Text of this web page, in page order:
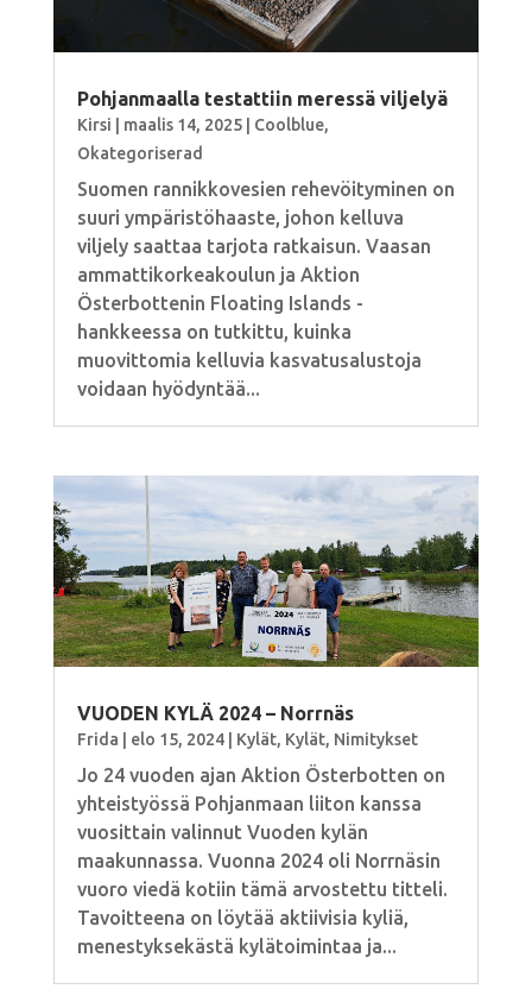
Pohjanmaalla testattiin meressä viljelyä
Kirsi maalis 14, 2025| Coolblue,
Okategoriserad
Suomen rannikkovesien rehevöityminen on
suuri ympäristöhaaste, johon kelluva
viljely saattaa tarjota ratkaisun. Vaasan
ammattikorkeakoulun ja Aktion
Österbottenin Floating Islands -
hankkeessa on tutkittu, kuinka
muovittomia kelluvia kasvatusalustoja
voidaan hyödyntää...
VUODEN KYLÄ 2024 – Norrnäs
Frida elo 15, 2024| Kylät, Kylät, Nimitykset
Jo 24 vuoden ajan Aktion Österbotten on
yhteistyössä Pohjanmaan liiton kanssa
vuosittain valinnut Vuoden kylän
maakunnassa. Vuonna 2024 oli Norrnäsin
vuoro viedä kotiin tämä arvostettu titteli.
Tavoitteena on löytää aktiivisia kyliä,
menestyksekästä kylätoimintaa ja...